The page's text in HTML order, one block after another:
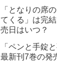
「となりの席
てくる」は完
売日はいつ？
「ペンと手錠
最新刊7巻の発